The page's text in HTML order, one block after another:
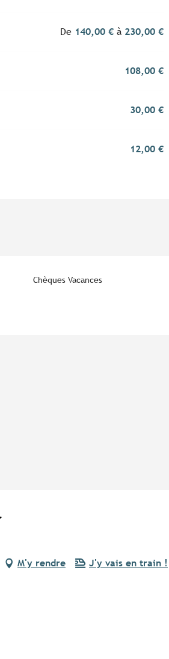
De 140,00 € à 230,00 €
108,00 €
30,00 €
12,00 €
Chèques Vacances
M'y rendre J'y vais en train !